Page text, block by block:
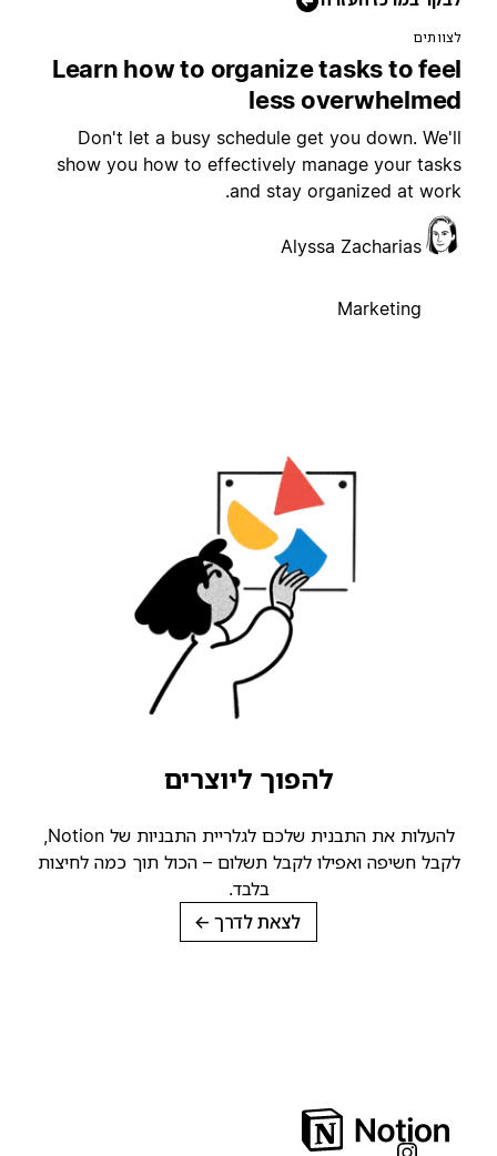
Learn how to organize tasks to
less
Don't let a busy schedule get you down.
show you how to effectively manage your
and stay organized at
Alyssa Zacharias
Marketing
להפוך ליוצרים
להעלות את התבנית שלכם לגלריית התבניות של Notion,
לקבל חשיפה ואפילו לקבל תשלום – הכול תוך כמה לחיצות
בלבד.
לצאת לדרך→